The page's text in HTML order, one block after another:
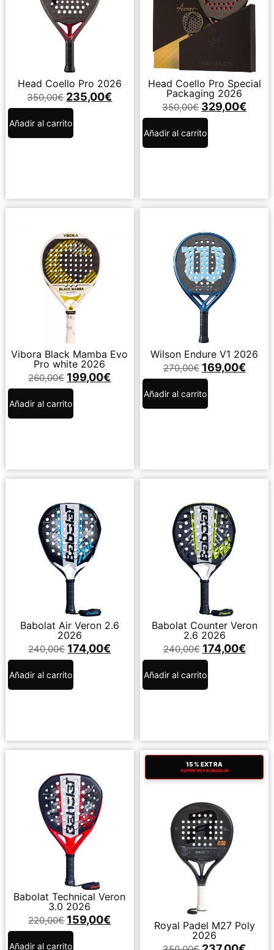
Head Coello Pro 2026
350,00€ 235,00€
Añadir al carrito
Head Coello Pro Special
Packaging 2026
350,00€ 329,00€
Añadir al carrito
Vibora Black Mamba Evo
Pro white 2026
260,00€ 199,00€
Añadir al carrito
Wilson Endure V1 2026
270,00€ 169,00€
Añadir al carrito
Babolat Air Veron 2.6
2026
240,00€ 174,00€
Añadir al carrito
Babolat Counter Veron
2.6 2026
240,00€ 174,00€
Añadir al carrito
Babolat Technical Veron
3.0 2026
220,00€ 159,00€
Añadir al carrito
15% EXTRA
CUPÓN: ROYALPADEL26
Royal Padel M27 Poly
2026